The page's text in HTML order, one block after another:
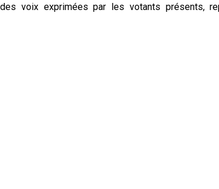
voix exprimées par les votants présents,